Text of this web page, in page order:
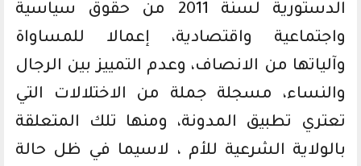
الدستورية لسنة 2011 من حقوق سياسية
واجتماعية واقتصادية، إعمالا للمساواة
وآلياتها من الانصاف، وعدم التمييز بين الرجال
والنساء، مسجلة جملة من الاختلالات التي
تعتري تطبيق المدونة، ومنها تلك المتعلقة
بالولاية الشرعية للأم ، لاسيما في ظل حالة